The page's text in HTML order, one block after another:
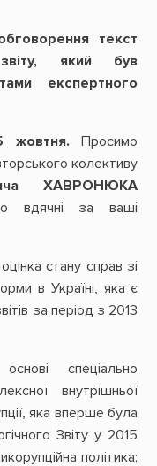
текст
який був
експертного
жовтня. Просимо
колективу
ХАВРОНЮКА
вдячні за ваші
стану справ зі
в Україні, яка є
за період з 2013
спеціально
внутрішньої
яка вперше була
Звіту у 2015
політика;